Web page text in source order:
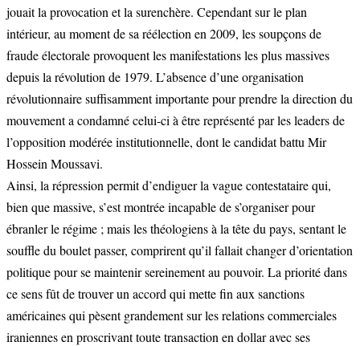
jouait la provocation et la surenchère. Cependant sur le plan
intérieur, au moment de sa réélection en 2009, les soupçons de
fraude électorale provoquent les manifestations les plus massives
depuis la révolution de 1979. L’absence d’une organisation
révolutionnaire suffisamment importante pour prendre la direction du
mouvement a condamné celui-ci à être représenté par les leaders de
l’opposition modérée institutionnelle, dont le candidat battu Mir
Hossein Moussavi.
Ainsi, la répression permit d’endiguer la vague contestataire qui,
bien que massive, s’est montrée incapable de s’organiser pour
ébranler le régime ; mais les théologiens à la tête du pays, sentant le
souffle du boulet passer, comprirent qu’il fallait changer d’orientation
politique pour se maintenir sereinement au pouvoir. La priorité dans
ce sens fût de trouver un accord qui mette fin aux sanctions
américaines qui pèsent grandement sur les relations commerciales
iraniennes en proscrivant toute transaction en dollar avec ses